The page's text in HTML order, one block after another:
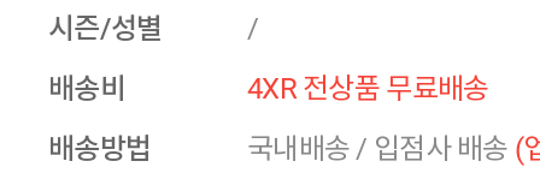
시즌/성별
/
배송비
4XR 전상품 무료배송
배송방법
국내배송 / 입점사 배송 (